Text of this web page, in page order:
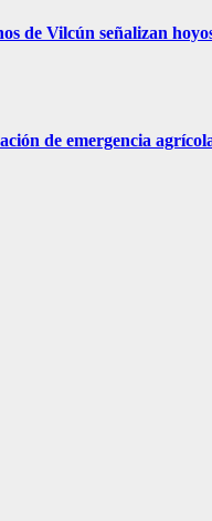
de Vilcún señalizan
de emergencia